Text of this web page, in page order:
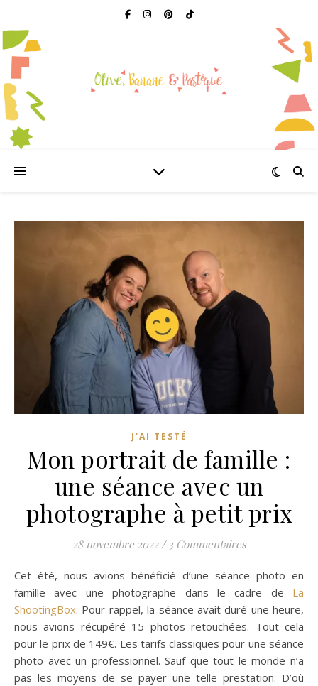
J'AI TESTÉ
Mon portrait de famille :
une séance avec un
photographe à petit prix
28 novembre 2022 / 3 Commentaires
Cet été, nous avions bénéficié d’une séance photo en
famille avec une photographe dans le cadre de La
ShootingBox. Pour rappel, la séance avait duré une heure,
nous avions récupéré 15 photos retouchées. Tout cela
pour le prix de 149€. Les tarifs classiques pour une séance
photo avec un professionnel. Sauf que tout le monde n’a
pas les moyens de se payer une telle prestation. D’où